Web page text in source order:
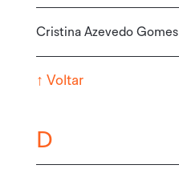
Cristina Azevedo Gomes
↑ Voltar
D